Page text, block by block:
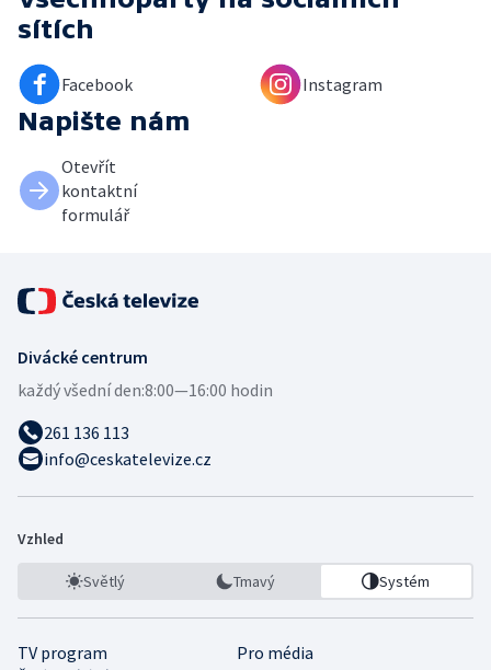
sítích
Facebook Instagram
Napište nám
Otevřít
kontaktní
formulář
Divácké centrum
každý všední den:8:00—16:00 hodin
261 136 113
info@ceskatelevize.cz
Vzhled
Světlý Tmavý Systém
TV program
Pro média